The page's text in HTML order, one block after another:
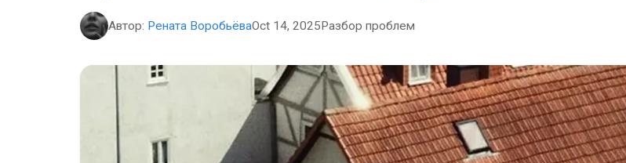
Автор: Рената ВоробьёваOct 14, 2025Разбор проблем